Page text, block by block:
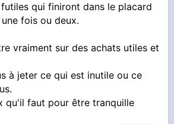
qui finiront dans le placard
fois ou deux.
vraiment sur des achats utiles et
à jeter ce qui est inutile ou ce
qu'il faut pour être tranquille